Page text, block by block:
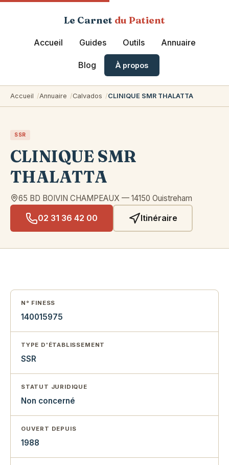
Le Carnet du Patient
Accueil Guides Outils Annuaire
Blog À propos
Accueil Annuaire Calvados CLINIQUE SMR THALATTA
SSR
CLINIQUE SMR
THALATTA
65 BD BOIVIN CHAMPEAUX — 14150 Ouistreham
02 31 36 42 00 Itinéraire
N° FINESS
140015975
TYPE D'ÉTABLISSEMENT
SSR
STATUT JURIDIQUE
Non concerné
OUVERT DEPUIS
1988